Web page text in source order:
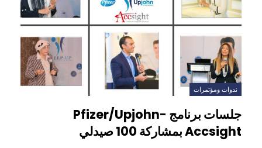
ندوات ومؤتمرات
جلسات برنامج Pfizer/Upjohn-
Accsight بمشاركة 100 صيدلي